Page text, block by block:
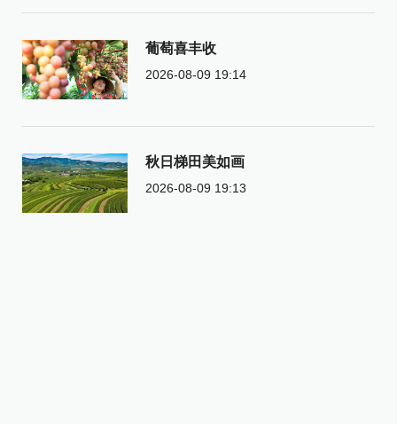
葡萄喜丰收
2026-08-09 19:14
秋日梯田美如画
2026-08-09 19:13